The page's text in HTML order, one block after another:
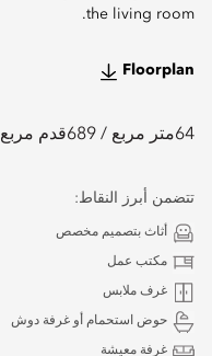
the living room.
Floorplan
64متر مربع / 689قدم مربع
تتضمن أبرز النقاط:
أثاث بتصميم مخصص
مكتب عمل
غرف ملابس
حوض استحمام أو غرفة دوش
غرفة معيشة